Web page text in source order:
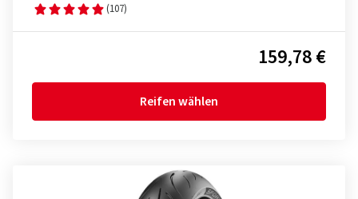
(107)
159,78 €
Reifen wählen